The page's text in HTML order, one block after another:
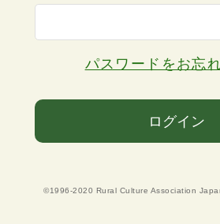
パスワードをお忘
ログイン
©1996-2020 Rural Culture Association